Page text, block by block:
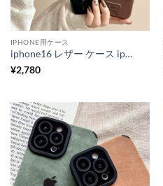
IPHONE用ケース
iphone16 レザー ケース iphone16pro/16promax ケース リボン 付き スマホケース 大人 女子 iphone15/15pro ケース 韓国 流行り iphone14/13 ケース 可愛い
¥2,780